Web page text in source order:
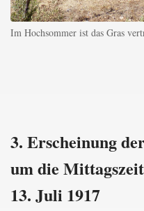
Im Hochsommer ist das Gras
3. Erscheinung
um die
13. Juli 1917